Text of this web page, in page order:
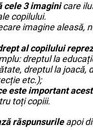
cele 3 imaginicare
copilului.
imagine aleasă,
al copilului
dreptul la
dreptul la joacă,
etc.);
este important
toți copiii.
răspunsurileapoi